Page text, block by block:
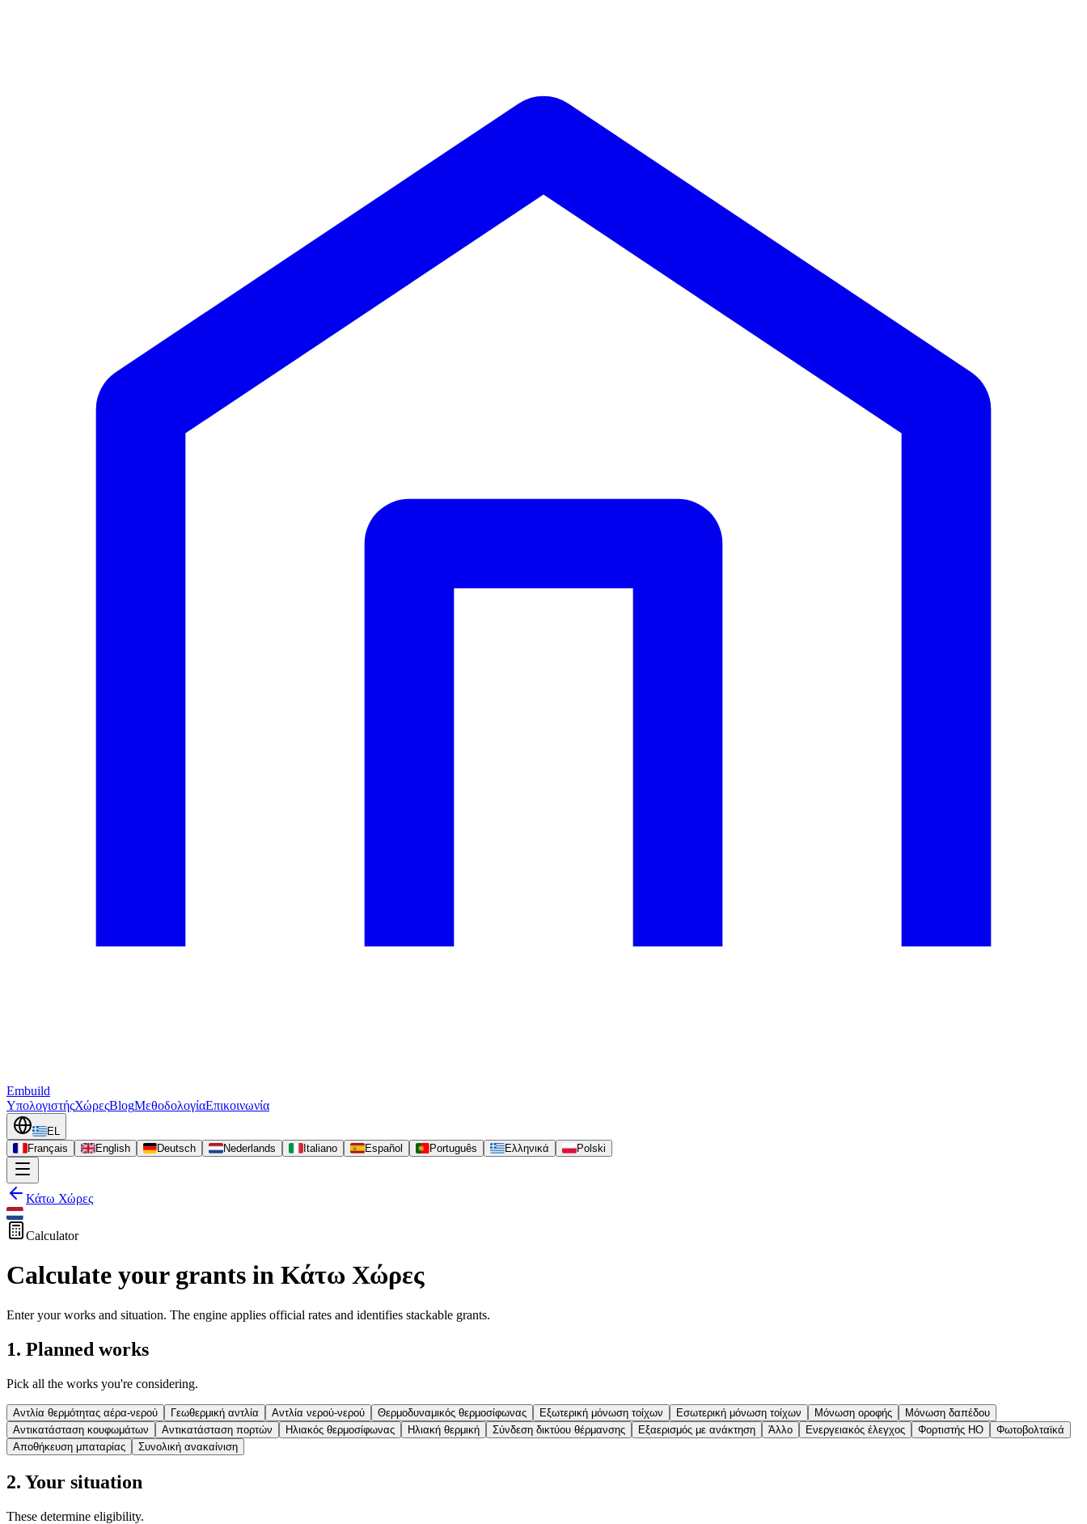
Embuild
ΥπολογιστήςΧώρεςBlogΜεθοδολογίαΕπικοινωνία
EL
Français
English Deutsch Nederlands Italiano Español Português Ελληνικά Polski
Κάτω Χώρες
Calculator
Calculate your grants in Κάτω Χώρες
Enter your works and situation. The engine applies official rates and identifies stackable grants.
1. Planned works
Pick all the works you're considering.
Αντλία θερμότητας αέρα-νερού Γεωθερμική αντλία Αντλία νερού-νερού Θερμοδυναμικός θερμοσίφωνας Εξωτερική μόνωση τοίχων Εσωτερική μόνωση τοίχων Μόνωση οροφής
Μόνωση δαπέδου
Αντικατάσταση κουφωμάτων
Αντικατάσταση πορτών Ηλιακός θερμοσίφωνας Ηλιακή θερμική Σύνδεση δικτύου θέρμανσης Εξαερισμός με ανάκτηση Άλλο Ενεργειακός έλεγχος Φορτιστής ΗΟ
Φωτοβολταϊκά
Αποθήκευση μπαταρίας
Συνολική ανακαίνιση
2. Your situation
These determine eligibility.